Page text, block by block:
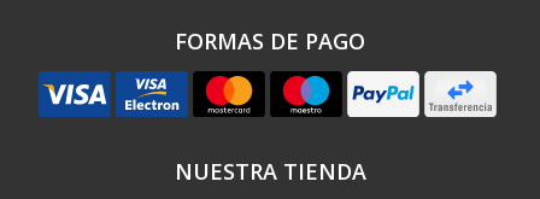
FORMAS DE PAGO
NUESTRA TIENDA